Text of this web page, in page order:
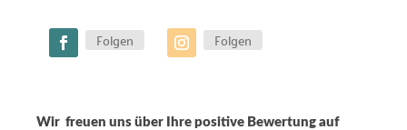
Folgen Folgen
Wir freuen uns über Ihre positive Bewertung auf